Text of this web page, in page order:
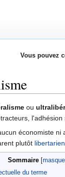
Vous pouvez
ou
économiste
plutôt
Sommaire
du terme